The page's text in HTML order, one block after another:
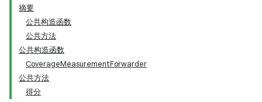
摘要
公共构造函数
公共方法
公共构造函数
CoverageMeasurementForwarder
公共方法
得分